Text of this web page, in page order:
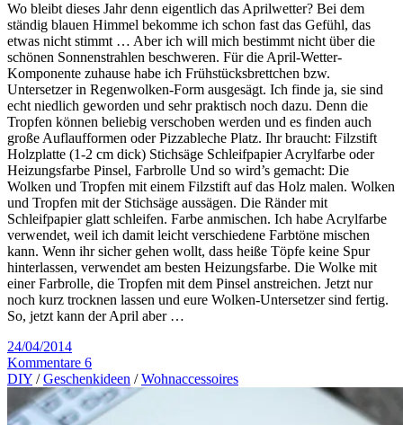
Wo bleibt dieses Jahr denn eigentlich das Aprilwetter? Bei dem
ständig blauen Himmel bekomme ich schon fast das Gefühl, das
etwas nicht stimmt … Aber ich will mich bestimmt nicht über die
schönen Sonnenstrahlen beschweren. Für die April-Wetter-
Komponente zuhause habe ich Frühstücksbrettchen bzw.
Untersetzer in Regenwolken-Form ausgesägt. Ich finde ja, sie sind
echt niedlich geworden und sehr praktisch noch dazu. Denn die
Tropfen können beliebig verschoben werden und es finden auch
große Auflaufformen oder Pizzableche Platz. Ihr braucht: Filzstift
Holzplatte (1-2 cm dick) Stichsäge Schleifpapier Acrylfarbe oder
Heizungsfarbe Pinsel, Farbrolle Und so wird’s gemacht: Die
Wolken und Tropfen mit einem Filzstift auf das Holz malen. Wolken
und Tropfen mit der Stichsäge aussägen. Die Ränder mit
Schleifpapier glatt schleifen. Farbe anmischen. Ich habe Acrylfarbe
verwendet, weil ich damit leicht verschiedene Farbtöne mischen
kann. Wenn ihr sicher gehen wollt, dass heiße Töpfe keine Spur
hinterlassen, verwendet am besten Heizungsfarbe. Die Wolke mit
einer Farbrolle, die Tropfen mit dem Pinsel anstreichen. Jetzt nur
noch kurz trocknen lassen und eure Wolken-Untersetzer sind fertig.
So, jetzt kann der April aber …
24/04/2014
Kommentare 6
DIY /Geschenkideen /Wohnaccessoires